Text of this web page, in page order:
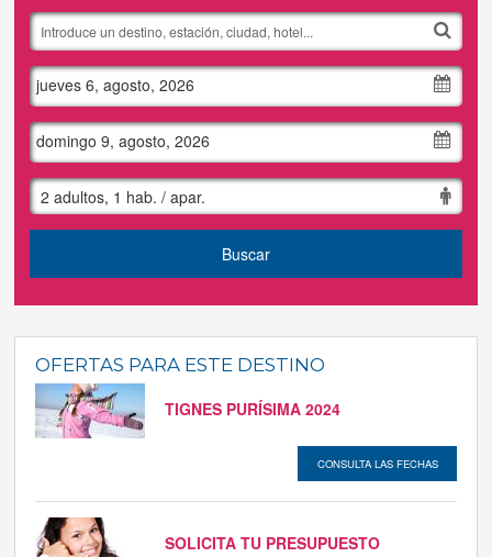
Tus reservas
Inicia sessión
Regístrate
jueves 6, agosto, 2026
domingo 9, agosto, 2026
2 adultos, 1 hab. / apar.
Buscar
OFERTAS PARA ESTE DESTINO
TIGNES PURÍSIMA 2024
CONSULTA LAS FECHAS
SOLICITA TU PRESUPUESTO